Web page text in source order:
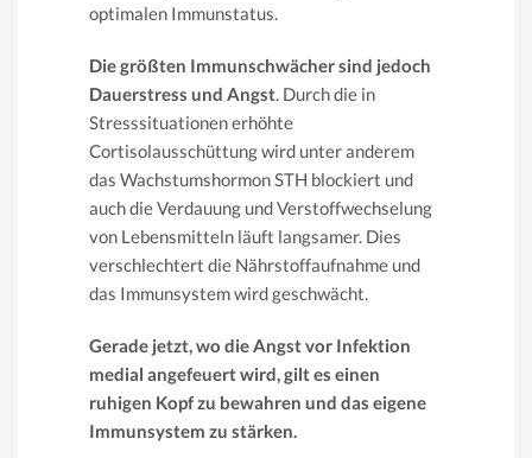
optimalen Immunstatus.
Die größten Immunschwächer sind jedoch
Dauerstress und Angst. Durch die in
Stresssituationen erhöhte
Cortisolausschüttung wird unter anderem
das Wachstumshormon STH blockiert und
auch die Verdauung und Verstoffwechselung
von Lebensmitteln läuft langsamer. Dies
verschlechtert die Nährstoffaufnahme und
das Immunsystem wird geschwächt.
Gerade jetzt, wo die Angst vor Infektion
medial angefeuert wird, gilt es einen
ruhigen Kopf zu bewahren und das eigene
Immunsystem zu stärken.